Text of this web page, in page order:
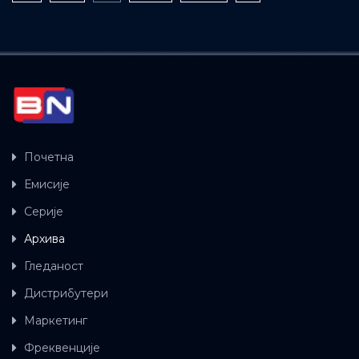
Почетна
Емисије
Серије
Архива
Гледаност
Дистрибутери
Маркетинг
Фреквенције